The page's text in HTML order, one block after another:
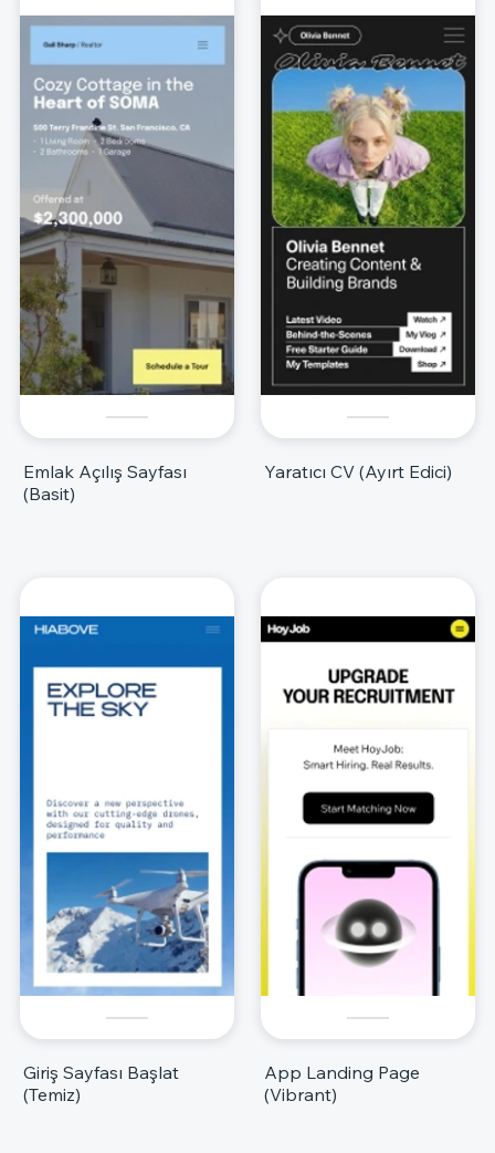
Emlak Açılış Sayfası
(Basit)
Yaratıcı CV (Ayırt Edici)
Giriş Sayfası Başlat
(Temiz)
App Landing Page
(Vibrant)